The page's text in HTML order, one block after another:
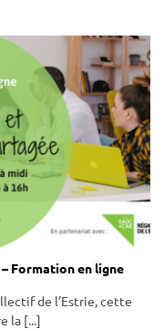
Formation en ligne
de l’Estrie, cette
la [...]